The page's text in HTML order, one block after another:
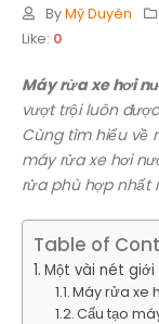
ByMỹ Duyên
Like: 0
Máy rửa xe hơi
vượt trội luôn
Cùng tìm hiểu về
máy rửa xe hơi
rửa phù hợp nhất
Table of
Một vài nét
Máy rửa xe
Cấu tạo